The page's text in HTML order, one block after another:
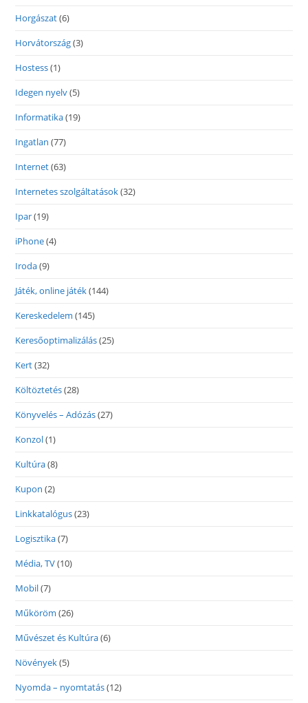
Horgászat(6)
Horvátország(3)
Hostess(1)
Idegen nyelv(5)
Informatika(19)
Ingatlan (77)
Internet(63)
Internetes szolgáltatások(32)
Ipar(19)
iPhone(4)
Iroda(9)
Játék, online játék(144)
Kereskedelem (145)
Keresőoptimalizálás(25)
Kert(32)
Költöztetés(28)
Könyvelés – Adózás(27)
Konzol(1)
Kultúra(8)
Kupon (2)
Linkkatalógus(23)
Logisztika(7)
Média, TV(10)
Mobil(7)
Műköröm (26)
Művészet és Kultúra(6)
Növények(5)
Nyomda – nyomtatás(12)